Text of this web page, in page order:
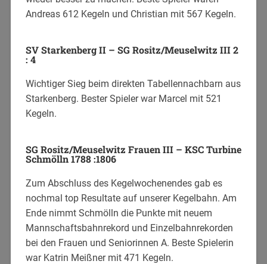
Andreas 612 Kegeln und Christian mit 567 Kegeln.
SV Starkenberg II – SG Rositz/Meuselwitz III 2
: 4
Wichtiger Sieg beim direkten Tabellennachbarn aus
Starkenberg. Bester Spieler war Marcel mit 521
Kegeln.
SG Rositz/Meuselwitz Frauen III – KSC Turbine
Schmölln 1788 :1806
Zum Abschluss des Kegelwochenendes gab es
nochmal top Resultate auf unserer Kegelbahn. Am
Ende nimmt Schmölln die Punkte mit neuem
Mannschaftsbahnrekord und Einzelbahnrekorden
bei den Frauen und Seniorinnen A. Beste Spielerin
war Katrin Meißner mit 471 Kegeln.